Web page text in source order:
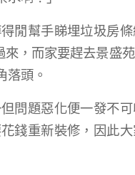
閒幫手睇埋垃圾房
，而家要趕去景盛
落頭。
問題惡化便一發不可
錢重新裝修，因此